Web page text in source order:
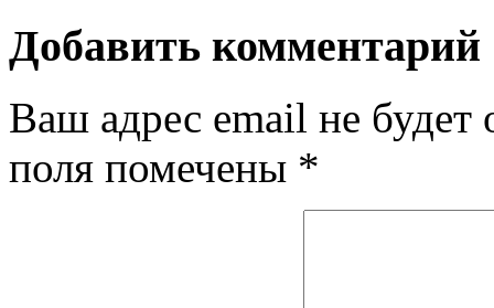
Добавить комментарий
Ваш адрес email не будет
поля помечены *